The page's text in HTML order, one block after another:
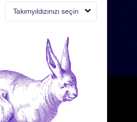
Takımyıldızınızı seçin